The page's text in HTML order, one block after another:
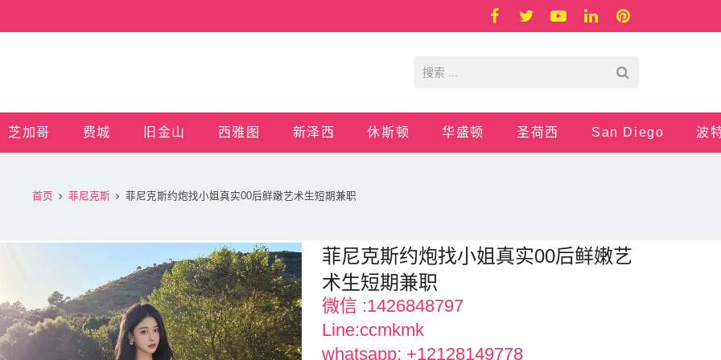
芝加哥 费城 旧金山 西雅图 新泽西 休斯顿 华盛顿 圣荷西 San Diego 波
首页 菲尼克斯 菲尼克斯约炮找小姐真实00后鲜嫩艺术生短期兼职
菲尼克斯约炮找小姐真实00后鲜嫩艺
术生短期兼职
微信 :1426848797
Line:ccmkmk
whatsapp: +12128149778